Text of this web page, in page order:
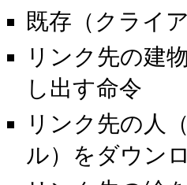
既存（クライ
リンク先の建
し出す命令
リンク先の人
ル）をダウン